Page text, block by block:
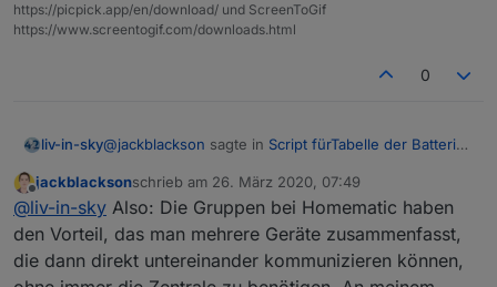
https://picpick.app/en/download/ und ScreenToGif
https://www.screentogif.com/downloads.html
0
liv-in-sky@jackblackson sagte in Script fürTabelle der Batterie
Hat jemand eine Ahnung, wieso manche Geräte
mit der Typbezeichnung, und manche mit dem
gleich angelegt..
guten morgen
jetzt musst du mir das bitte erklären - die
Offline
jackblacksonschrieb am 26. März 2020, 07:49
zuletzt editiert von
@liv-in-sky Also: Die Gruppen bei Homematic haben
den Vorteil, das man mehrere Geräte zusammenfasst,
die dann direkt untereinander kommunizieren können,